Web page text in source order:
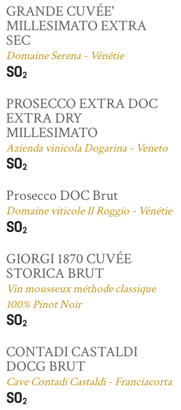
GRANDE CUVÉE'
MILLESIMATO EXTRA
SEC
Domaine Serena - Vénétie
PROSECCO EXTRA DOC
EXTRA DRY
MILLESIMATO
Azienda vinicola Dogarina - Veneto
Prosecco DOC Brut
Domaine viticole Il Roggio - Vénétie
GIORGI 1870 CUVÉE
STORICA BRUT
Vin mousseux méthode classique
100% Pinot Noir
CONTADI CASTALDI
DOCG BRUT
Cave Contadi Castaldi - Franciacorta